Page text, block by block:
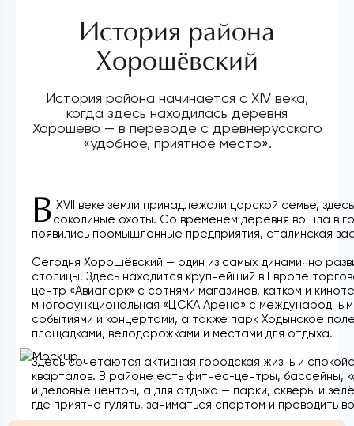
История района
Хорошёвский
История района начинается с XIV века,
когда здесь находилась деревня
Хорошёво — в переводе с древнерусского
«удобное, приятное место».
В XVII веке земли принадлежали царской семье,
соколиные охоты. Со временем деревня вошла в
появились промышленные предприятия, сталинская
Сегодня Хорошёвский — один из самых динамично
столицы. Здесь находится крупнейший в Европе
центр «Авиапарк» с сотнями магазинов, катком и
многофункциональная «ЦСКА Арена» с
событиями и концертами, а также парк Ходынское
площадками, велодорожками и местами для отдыха.
Здесь сочетаются активная городская жизнь и
кварталов. В районе есть фитнес-центры, бассейны,
и деловые центры, а для отдыха — парки, скверы и
где приятно гулять, заниматься спортом и проводить